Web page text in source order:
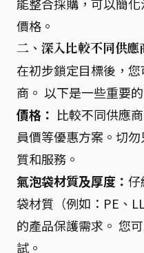
價格。
二、深入比較不同供應
在初步鎖定目標後，
商。 以下是一些重要
價格： 比較不同供應
員價等優惠方案。切
質和服務。
氣泡袋材質及厚度： 仔
袋材質（例如：PE、
的產品保護需求。 您
試。